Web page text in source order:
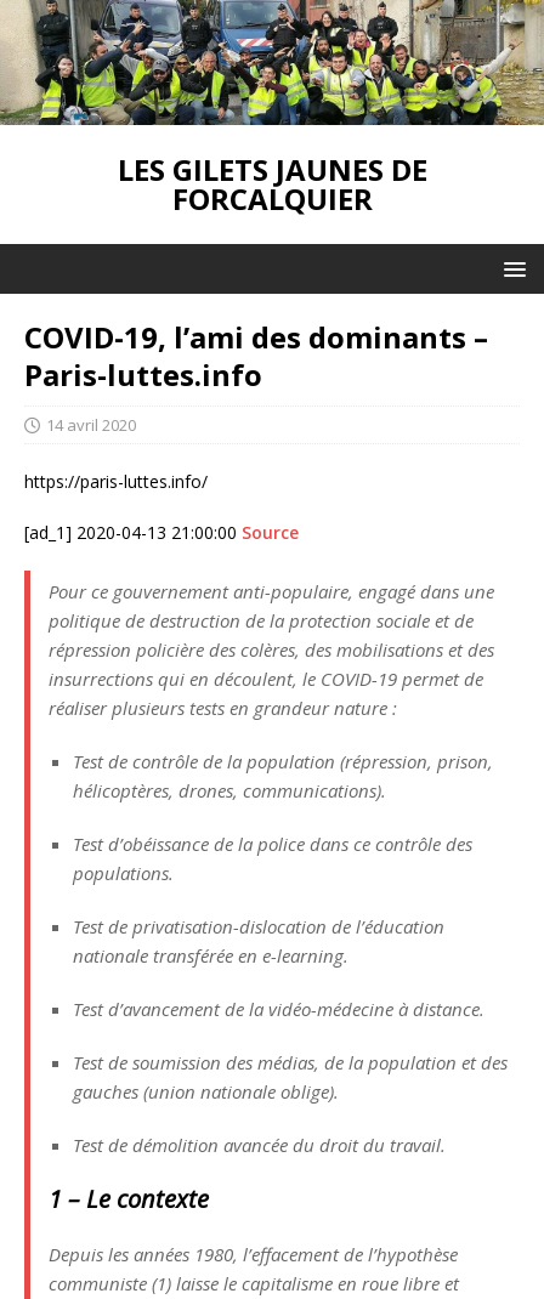
LES GILETS JAUNES DE
FORCALQUIER
COVID-19, l’ami des dominants –
Paris-luttes.info
14 avril 2020
https://paris-luttes.info/
[ad_1] 2020-04-13 21:00:00 Source
Pour ce gouvernement anti-populaire, engagé dans une
politique de destruction de la protection sociale et de
répression policière des colères, des mobilisations et des
insurrections qui en découlent, le COVID-19 permet de
réaliser plusieurs tests en grandeur nature :
Test de contrôle de la population (répression, prison,
hélicoptères, drones, communications).
Test d’obéissance de la police dans ce contrôle des
populations.
Test de privatisation-dislocation de l’éducation
nationale transférée en e-learning.
Test d’avancement de la vidéo-médecine à distance.
Test de soumission des médias, de la population et des
gauches (union nationale oblige).
Test de démolition avancée du droit du travail.
1 – Le contexte
Depuis les années 1980, l’effacement de l’hypothèse
communiste (1) laisse le capitalisme en roue libre et